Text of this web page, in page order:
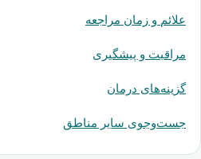
علائم و زمان مراجعه
مراقبت و پیشگیری
گزینه‌های درمان
جست‌وجوی سایر مناطق